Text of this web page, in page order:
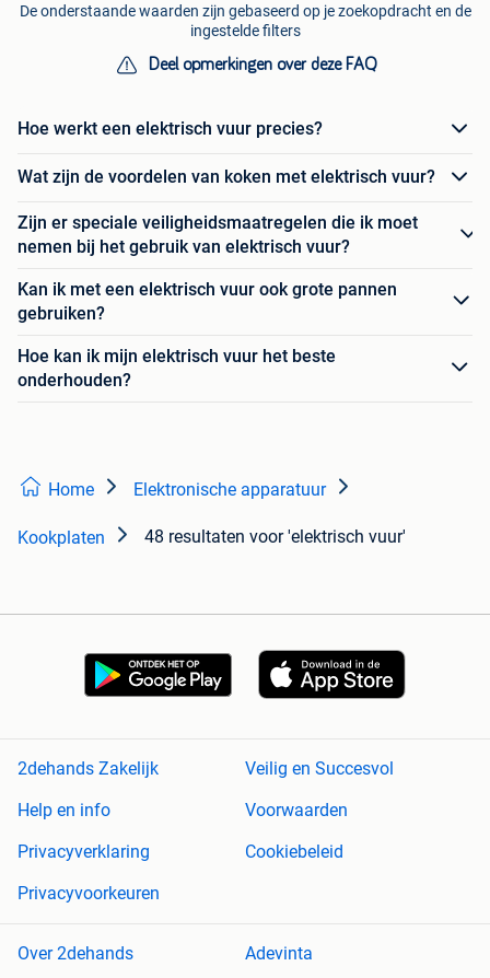
De onderstaande waarden zijn gebaseerd op je zoekopdracht en de
ingestelde filters
Deel opmerkingen over deze FAQ
Hoe werkt een elektrisch vuur precies?
Wat zijn de voordelen van koken met elektrisch vuur?
Zijn er speciale veiligheidsmaatregelen die ik moet
nemen bij het gebruik van elektrisch vuur?
Kan ik met een elektrisch vuur ook grote pannen
gebruiken?
Hoe kan ik mijn elektrisch vuur het beste
onderhouden?
Home Elektronische apparatuur
Kookplaten 48 resultaten voor 'elektrisch vuur'
2dehands Zakelijk
Veilig en Succesvol
Help en info
Voorwaarden
Privacyverklaring
Cookiebeleid
Privacyvoorkeuren
Over 2dehands Adevinta